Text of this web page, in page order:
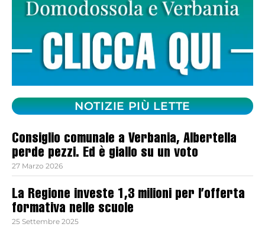
NOTIZIE PIÙ LETTE
Consiglio comunale a Verbania, Albertella
perde pezzi. Ed è giallo su un voto
27 Marzo 2026
La Regione investe 1,3 milioni per l’offerta
formativa nelle scuole
25 Settembre 2025